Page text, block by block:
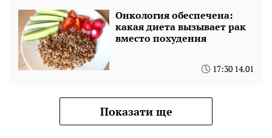
Онкология обеспечена:
какая диета вызывает рак
вместо похудения
17:30 14.01
Показати ще